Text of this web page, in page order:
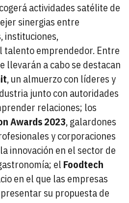
actividades satélite de
sinergias entre
instituciones,
talento emprendedor. Entre
llevarán a cabo se destacan
, un almuerzo con líderes y
junto con autoridades
relaciones; los
Awards 2023, galardones
y corporaciones
innovación en el sector de
el Foodtech
en el que las empresas
su propuesta de